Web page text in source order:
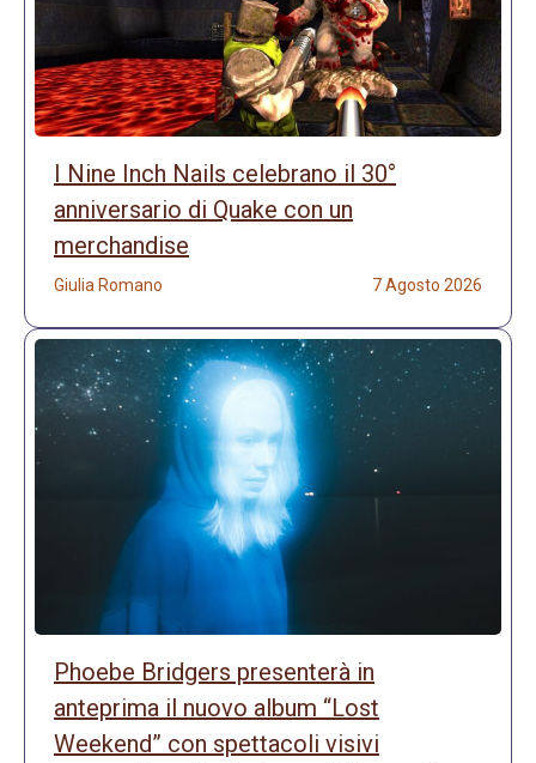
I Nine Inch Nails celebrano il 30°
anniversario di Quake con un
merchandise
Giulia Romano 7 Agosto 2026
Phoebe Bridgers presenterà in
anteprima il nuovo album “Lost
Weekend” con spettacoli visivi